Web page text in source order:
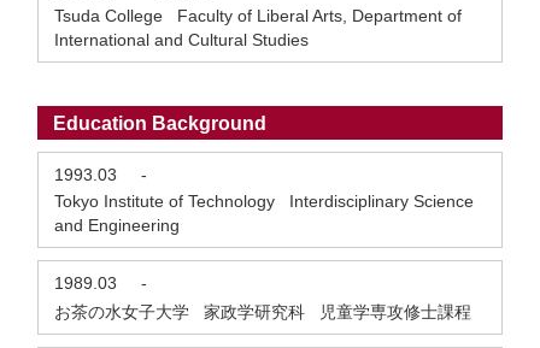
Tsuda College Faculty of Liberal Arts, Department of
International and Cultural Studies
Education Background
1993.03
-
Tokyo Institute of Technology Interdisciplinary Science
and Engineering
1989.03
-
お茶の水女子大学 家政学研究科 児童学専攻修士課程